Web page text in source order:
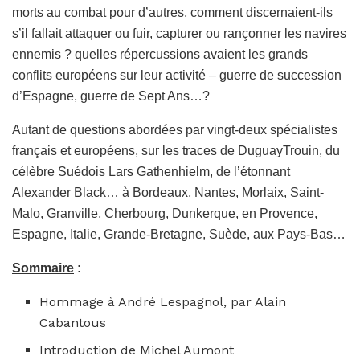
morts au combat pour d’autres, comment discernaient-ils
s’il fallait attaquer ou fuir, capturer ou rançonner les navires
ennemis ? quelles répercussions avaient les grands
conflits européens sur leur activité – guerre de succession
d’Espagne, guerre de Sept Ans…?
Autant de questions abordées par vingt-deux spécialistes
français et européens, sur les traces de DuguayTrouin, du
célèbre Suédois Lars Gathenhielm, de l’étonnant
Alexander Black… à Bordeaux, Nantes, Morlaix, Saint-
Malo, Granville, Cherbourg, Dunkerque, en Provence,
Espagne, Italie, Grande-Bretagne, Suède, aux Pays-Bas…
Sommaire :
Hommage à André Lespagnol, par Alain
Cabantous
Introduction de Michel Aumont